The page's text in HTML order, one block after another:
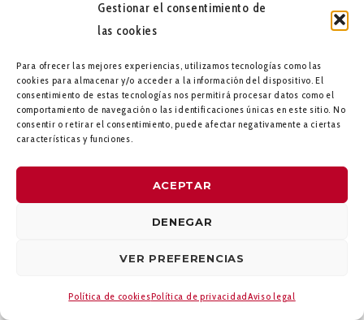
Gestionar el consentimiento de
las cookies
Para ofrecer las mejores experiencias, utilizamos tecnologías como las
cookies para almacenar y/o acceder a la información del dispositivo. El
consentimiento de estas tecnologías nos permitirá procesar datos como el
comportamiento de navegación o las identificaciones únicas en este sitio. No
consentir o retirar el consentimiento, puede afectar negativamente a ciertas
características y funciones.
ACEPTAR
DENEGAR
VER PREFERENCIAS
Política de cookiesPolítica de privacidadAviso legal
13 DE JULIO DE 2023
SOLUCIÓN A
FALLIDA: NO HA SIDO